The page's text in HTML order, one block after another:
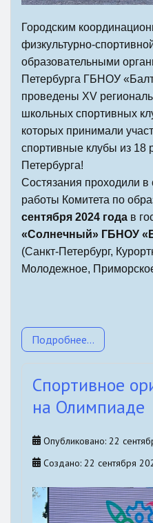
Городским
физкультурно-
образовательными
Петербурга ГБНОУ
проведены XV
школьных спортивных
которых принимали
спортивные клубы из 18
Петербурга!
Состязания проходили в
работы Комитета по
сентября 2024 года в
«Солнечный» ГБНОУ
(Санкт-Петербург,
Молодежное,
Подробнее...
Спортивное
на Олимпиаде
Опубликовано: 22
Создано: 22 сентября